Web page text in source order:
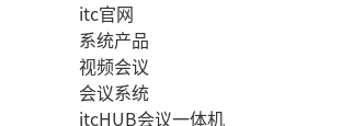
itc官网
系统产品
视频会议
会议系统
itcHUB会议一体机